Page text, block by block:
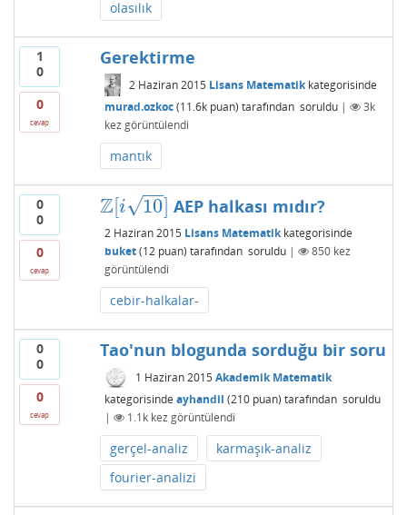
olasılık
1
0
0
cevap
Gerektirme
2 Haziran 2015 Lisans Matematikkategorisinde
murad.ozkoc (11.6kpuan) tarafından soruldu |
3k
kez görüntülendi
mantık
0
0
0
cevap
Z[i 10
−−
√ ]
Z[ 10] AEP halkası mıdır?
2 Haziran 2015 Lisans Matematikkategorisinde
buket (12puan) tarafından soruldu | 850kez
görüntülendi
cebir-halkalar-
0
0
0
cevap
Tao'nun blogunda sorduğu bir soru
1 Haziran 2015 Akademik Matematik
kategorisinde ayhandil (210puan) tarafından soruldu
|
1.1kkez görüntülendi
gerçel-analiz
karmaşık-analiz
fourier-analizi